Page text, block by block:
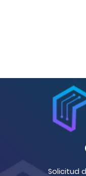
Solicitud